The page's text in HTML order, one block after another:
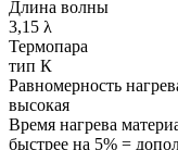
Длина волны
3,15 λ
Термопара
тип К
Равномерность
высокая
Время нагрева
быстрее на 5% =